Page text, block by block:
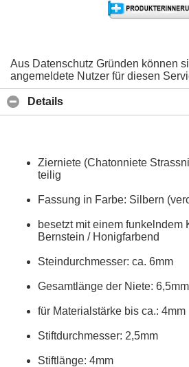
Aus Datenschutz Gründen können
angemeldete Nutzer für diesen
Details
Zierniete (Chatonniete
teilig
Fassung in Farbe: Silbern
besetzt mit einem funkelndem
Bernstein / Honigfarbend
Steindurchmesser: ca. 6mm
Gesamtlänge der Niete: 6,5mm
für Materialstärke bis ca.: 4mm
Stiftdurchmesser: 2,5mm
Stiftlänge: 4mm